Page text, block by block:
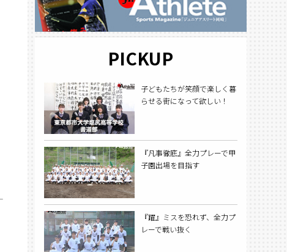
PICKUP
子どもたちが笑顔で楽しく暮
らせる街になって欲しい！
『凡事徹底』全力プレーで甲
子園出場を目指す
『躍』ミスを恐れず、全力プ
レーで戦い抜く